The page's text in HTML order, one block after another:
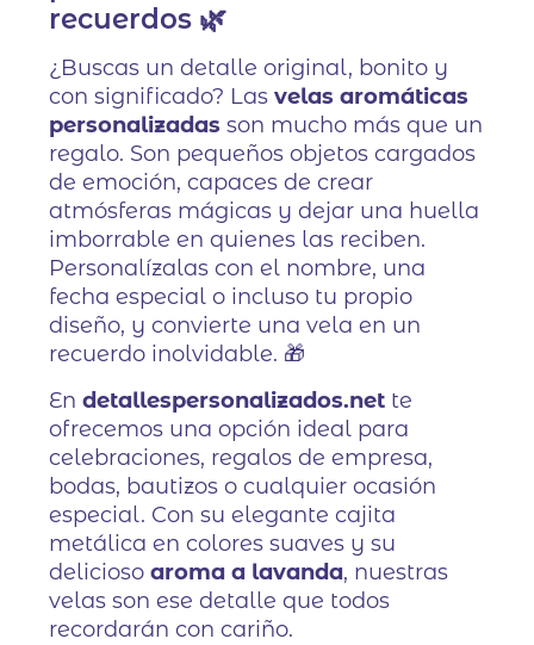
recuerdos 🌿
¿Buscas un detalle original, bonito y
con significado? Lasvelas aromáticas
personalizadas son mucho más que un
regalo. Son pequeños objetos cargados
de emoción, capaces de crear
atmósferas mágicas y dejar una huella
imborrable en quienes las reciben.
Personalízalas con el nombre, una
fecha especial o incluso tu propio
diseño, y convierte una vela en un
recuerdo inolvidable. 🎁
Endetallespersonalizados.net te
ofrecemos una opción ideal para
celebraciones, regalos de empresa,
bodas, bautizos o cualquier ocasión
especial. Con su elegante cajita
metálica en colores suaves y su
deliciosoaroma a lavanda, nuestras
velas son ese detalle que todos
recordarán con cariño.